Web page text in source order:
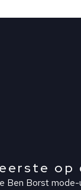
op
Ben Borst